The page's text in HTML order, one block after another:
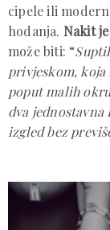
cipele ili
hodanja. Nakit
može biti: “
privjeskom,
poput malih
dva
izgled bez